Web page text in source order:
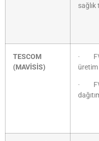
TESCOM
(MAVİSİS)
· FV
· FV